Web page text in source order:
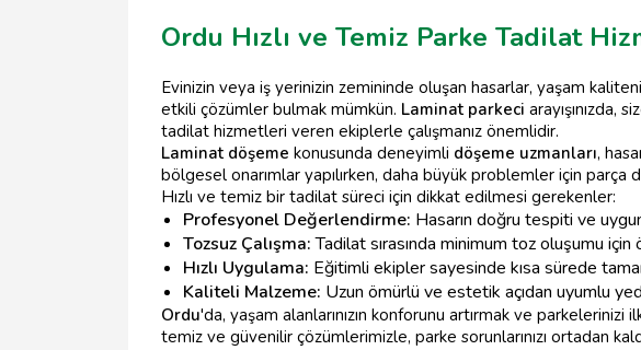
Ordu Hızlı ve Temiz Parke Tadilat
Evinizin veya iş yerinizin zemininde oluşan hasarlar, yaşam
etkili çözümler bulmak mümkün. Laminat parkeci arayışınızda,
tadilat hizmetleri veren ekiplerle çalışmanız önemlidir.
Laminat döşeme konusunda deneyimli döşeme uzmanları,
bölgesel onarımlar yapılırken, daha büyük problemler için parça
Hızlı ve temiz bir tadilat süreci için dikkat edilmesi gerekenler:
Profesyonel Değerlendirme: Hasarın doğru tespiti ve
Tozsuz Çalışma:Tadilat sırasında minimum toz oluşumu için
Hızlı Uygulama: Eğitimli ekipler sayesinde kısa sürede
Kaliteli Malzeme: Uzun ömürlü ve estetik açıdan uyumlu
Ordu'da, yaşam alanlarınızın konforunu artırmak ve
temiz ve güvenilir çözümlerimizle, parke sorunlarınızı ortadan